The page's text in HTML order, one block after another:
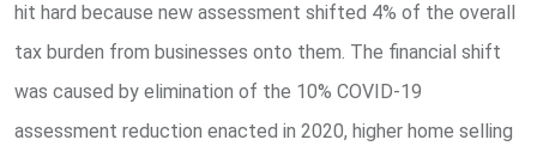
hit hard because new assessment shifted 4% of the overall
tax burden from businesses onto them. The financial shift
was caused by elimination of the 10% COVID-19
assessment reduction enacted in 2020, higher home selling